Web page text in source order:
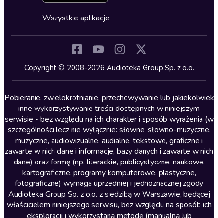
Kryminały
Lektury szkolne
Literatura anglojęzyczna
Literatura faktu
Literatura obyczajowa
Literatura piękna obca
Literatura piękna polska
Nagrania relaksacyjne
Nauka języków
Nauki humanistyczne
Cykle audiobooków
Wszystkie aplikacje
Copyright © 2008-2026 Audioteka Group Sp. z o.o.
Pobieranie, zwielokrotnianie, przechowywanie lub jakiekolwiek
inne wykorzystywanie treści dostępnych w niniejszym
serwisie - bez względu na ich charakter i sposób wyrażenia (w
szczególności lecz nie wyłącznie: słowne, słowno-muzyczne,
muzyczne, audiowizualne, audialne, tekstowe, graficzne i
zawarte w nich dane i informacje, bazy danych i zawarte w nich
dane) oraz formę (np. literackie, publicystyczne, naukowe,
kartograficzne, programy komputerowe, plastyczne,
fotograficzne) wymaga uprzedniej i jednoznacznej zgody
Audioteka Group Sp. z o.o. z siedzibą w Warszawie, będącej
właścicielem niniejszego serwisu, bez względu na sposób ich
eksploracji i wykorzystaną metodę (manualną lub